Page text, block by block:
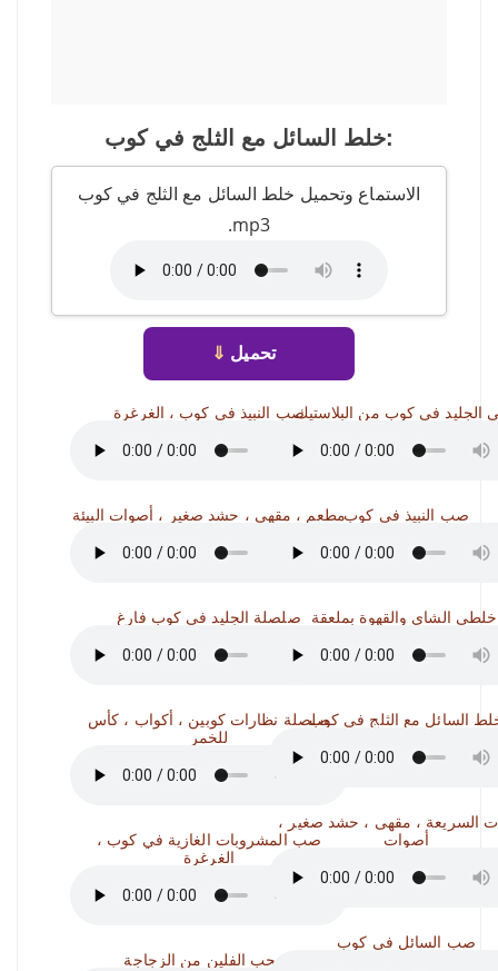
خلط السائل مع الثلج في كوب:
الاستماع وتحميل خلط السائل مع الثلج في كوب
.mp3
⇓ تحميل
صب النبيذ في كوب ، الغرغرة
مطعم ، مقهى ، حشد صغير ، أصوات البيئة
صلصلة الجليد في كوب فارغ
صلصلة نظارات كوبين ، أكواب ، كأس
للخمر
صب المشروبات الغازية في كوب ،
الغرغرة
اسحب الفلين من الزجاجة
الجليد في كوب من البلاستيك
صب النبيذ في كوب
الشاي والقهوة بملعقة
السائل مع الثلج في كوب
السريعة ، مقهى ، حشد صغير ،
أصوات
صب السائل في كوب